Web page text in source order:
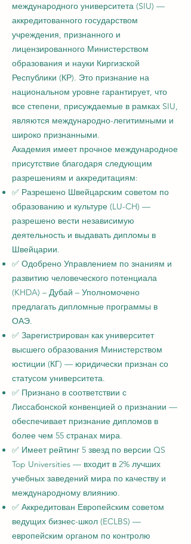
международного университета (SIU) —
аккредитованного государством
учреждения, признанного и
лицензированного Министерством
образования и науки Киргизской
Республики (КР). Это признание на
национальном уровне гарантирует, что
все степени, присуждаемые в рамках SIU,
являются международно-легитимными и
широко признанными.
Академия имеет прочное международное
присутствие благодаря следующим
разрешениям и аккредитациям:
✅ Разрешено Швейцарским советом по
образованию и культуре (LU-CH) —
разрешено вести независимую
деятельность и выдавать дипломы в
Швейцарии.
✅ Одобрено Управлением по знаниям и
развитию человеческого потенциала
(KHDA) – Дубай – Уполномочено
предлагать дипломные программы в
ОАЭ.
✅ Зарегистрирован как университет
высшего образования Министерством
юстиции (КГ) — юридически признан со
статусом университета.
✅ Признано в соответствии с
Лиссабонской конвенцией о признании —
обеспечивает признание дипломов в
более чем 55 странах мира.
✅ Имеет рейтинг 5 звезд по версии QS
Top Universities — входит в 2% лучших
учебных заведений мира по качеству и
международному влиянию.
✅ Аккредитован Европейским советом
ведущих бизнес-школ (ECLBS) —
европейским органом по контролю